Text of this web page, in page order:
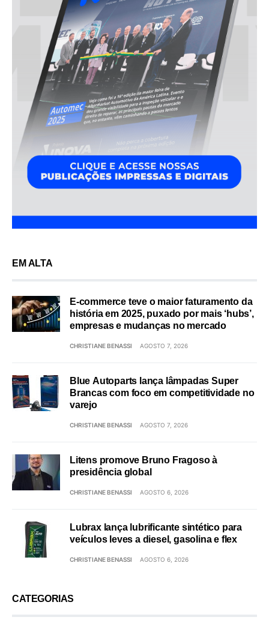
EM ALTA
E-commerce teve o maior faturamento da
história em 2025, puxado por mais ‘hubs’,
empresas e mudanças no mercado
CHRISTIANE BENASSI AGOSTO 7, 2026
Blue Autoparts lança lâmpadas Super
Brancas com foco em competitividade no
varejo
CHRISTIANE BENASSI AGOSTO 7, 2026
Litens promove Bruno Fragoso à
presidência global
CHRISTIANE BENASSI AGOSTO 6, 2026
Lubrax lança lubrificante sintético para
veículos leves a diesel, gasolina e flex
CHRISTIANE BENASSI AGOSTO 6, 2026
CATEGORIAS